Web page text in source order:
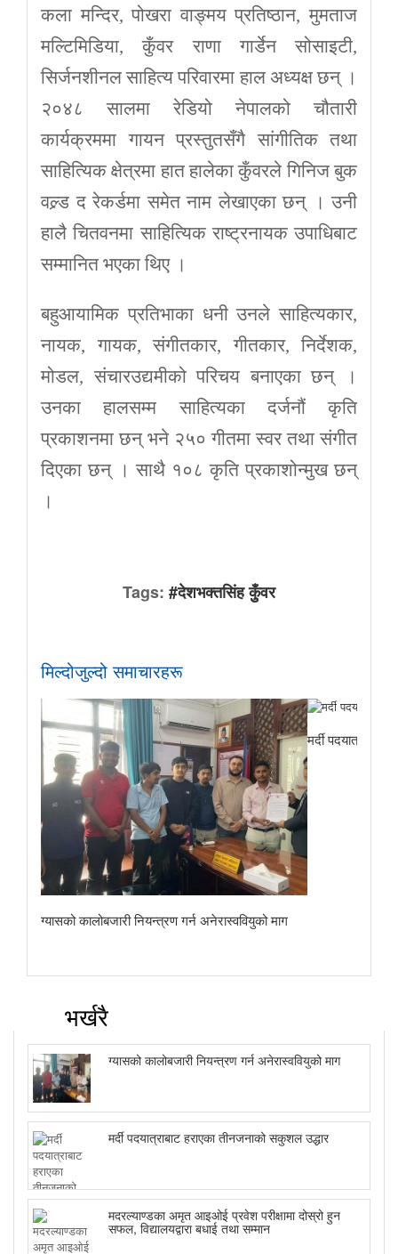
कला मन्दिर, पोखरा वाङ्मय प्रतिष्ठान, मुमताज
मल्टिमिडिया, कुँवर राणा गार्डेन सोसाइटी,
सिर्जनशीनल साहित्य परिवारमा हाल अध्यक्ष छन् ।
२०४८ सालमा रेडियो नेपालको चौतारी
कार्यक्रममा गायन प्रस्तुतसँगै सांगीतिक तथा
साहित्यिक क्षेत्रमा हात हालेका कुँवरले गिनिज बुक
वल्र्ड द रेकर्डमा समेत नाम लेखाएका छन् । उनी
हालै चितवनमा साहित्यिक राष्ट्रनायक उपाधिबाट
सम्मानित भएका थिए ।
बहुआयामिक प्रतिभाका धनी उनले साहित्यकार,
नायक, गायक, संगीतकार, गीतकार, निर्देशक,
मोडल, संचारउद्यमीको परिचय बनाएका छन् ।
उनका हालसम्म साहित्यका दर्जनौं कृति
प्रकाशनमा छन् भने २५० गीतमा स्वर तथा संगीत
दिएका छन् । साथै १०८ कृति प्रकाशोन्मुख छन्
।
Tags: #देशभक्तसिंह कुुँवर
मिल्दोजुल्दो समाचारहरू
ग्यासको कालोबजारी नियन्त्रण गर्न अनेरास्ववियुको माग
मर्दी
भर्खरै
ग्यासको कालोबजारी नियन्त्रण गर्न अनेरास्ववियुको माग
मर्दी पदयात्राबाट हराएका तीनजनाको सकुशल उद्धार
मदरल्याण्डका अमृत आइओई प्रवेश परीक्षामा दोस्रो हुन
सफल, विद्यालयद्वारा बधाई तथा सम्मान